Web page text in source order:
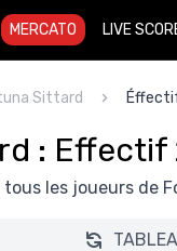
MERCATO LIVE
Sittard
: Effectif
tous les joueurs de